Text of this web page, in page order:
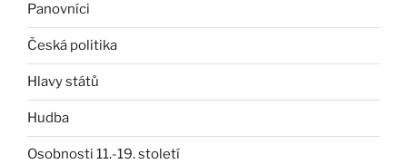
Panovníci
Česká politika
Hlavy států
Hudba
Osobnosti 11.-19. století